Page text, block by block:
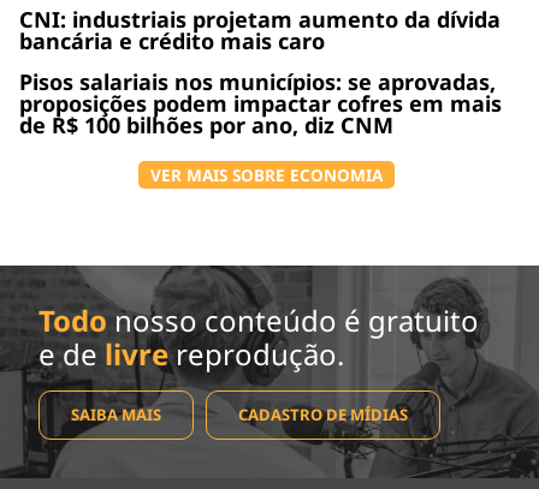
CNI: industriais projetam aumento da dívida
bancária e crédito mais caro
Pisos salariais nos municípios: se aprovadas,
proposições podem impactar cofres em mais
de R$ 100 bilhões por ano, diz CNM
VER MAIS SOBRE ECONOMIA
Todo nosso conteúdo é gratuito
e de livrereprodução.
SAIBA MAIS CADASTRO DE MÍDIAS